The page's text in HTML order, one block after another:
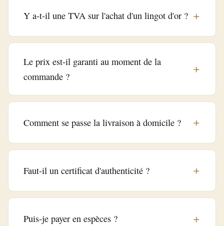
Y a-t-il une TVA sur l'achat d'un lingot d'or ?
Le prix est-il garanti au moment de la
commande ?
Comment se passe la livraison à domicile ?
Faut-il un certificat d'authenticité ?
Puis-je payer en espèces ?